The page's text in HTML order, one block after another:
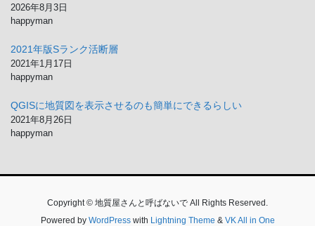
2026年8月3日
happyman
2021年版Sランク活断層
2021年1月17日
happyman
QGISに地質図を表示させるのも簡単にできるらしい
2021年8月26日
happyman
Copyright © 地質屋さんと呼ばないで All Rights Reserved.
Powered by WordPresswith Lightning Theme & VK All in One